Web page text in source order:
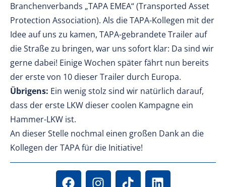
Branchenverbands „TAPA EMEA“ (Transported Asset
Protection Association). Als die TAPA-Kollegen mit der
Idee auf uns zu kamen, TAPA-gebrandete Trailer auf
die Straße zu bringen, war uns sofort klar: Da sind wir
gerne dabei! Einige Wochen später fährt nun bereits
der erste von 10 dieser Trailer durch Europa.
Übrigens: Ein wenig stolz sind wir natürlich darauf,
dass der erste LKW dieser coolen Kampagne ein
Hammer-LKW ist.
An dieser Stelle nochmal einen großen Dank an die
Kollegen der TAPA für die Initiative!